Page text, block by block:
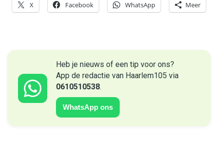
X Facebook WhatsApp Meer
Heb je nieuws of een tip voor ons?
App de redactie van Haarlem105 via
0610510538.
WhatsApp ons